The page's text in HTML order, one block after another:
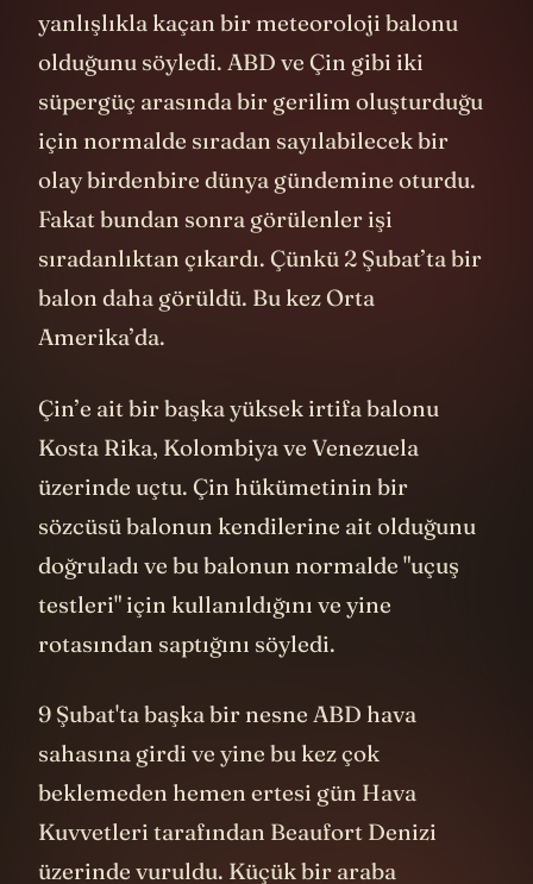
yanlışlıkla kaçan bir meteoroloji balonu
olduğunu söyledi. ABD ve Çin gibi iki
süpergüç arasında bir gerilim oluşturduğu
için normalde sıradan sayılabilecek bir
olay birdenbire dünya gündemine oturdu.
Fakat bundan sonra görülenler işi
sıradanlıktan çıkardı. Çünkü 2 Şubat’ta bir
balon daha görüldü. Bu kez Orta
Amerika’da.
Çin’e ait bir başka yüksek irtifa balonu
Kosta Rika, Kolombiya ve Venezuela
üzerinde uçtu. Çin hükümetinin bir
sözcüsü balonun kendilerine ait olduğunu
doğruladı ve bu balonun normalde "uçuş
testleri" için kullanıldığını ve yine
rotasından saptığını söyledi.
9 Şubat'ta başka bir nesne ABD hava
sahasına girdi ve yine bu kez çok
beklemeden hemen ertesi gün Hava
Kuvvetleri tarafından Beaufort Denizi
üzerinde vuruldu. Küçük bir araba